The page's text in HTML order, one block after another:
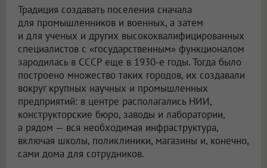
Традиция создавать поселения сначала
для промышленников и военных, а затем
и для ученых и других высококвалифицированных
специалистов с «государственным» функционалом
зародилась в СССР еще в 1930-е годы. Тогда было
построено множество таких городов, их создавали
вокруг крупных научных и промышленных
предприятий: в центре располагались НИИ,
конструкторские бюро, заводы и лаборатории,
а рядом — вся необходимая инфраструктура,
включая школы, поликлиники, магазины и, конечно,
сами дома для сотрудников.